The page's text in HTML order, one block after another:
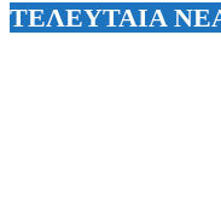
ΤΕΛΕΥΤΑΙΑ